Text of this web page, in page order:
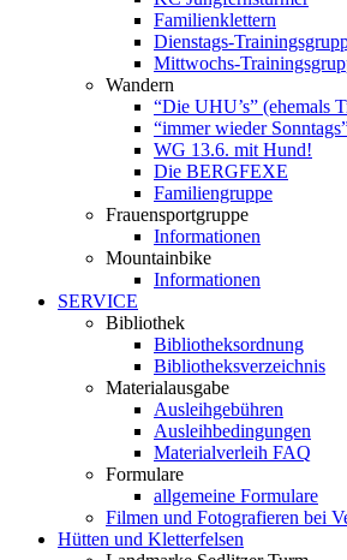
Familienklettern
Dienstags-
Mittwochs-
Wandern
“Die UHU’s” (ehemals
“immer wieder
WG 13.6. mit Hund!
Die BERGFEXE
Familiengruppe
Frauensportgruppe
Informationen
Mountainbike
Informationen
SERVICE
Bibliothek
Bibliotheksordnung
Bibliotheksverzeichnis
Materialausgabe
Ausleihgebühren
Ausleihbedingungen
Materialverleih FAQ
Formulare
allgemeine Formulare
Filmen und Fotografieren bei
Hütten und Kletterfelsen